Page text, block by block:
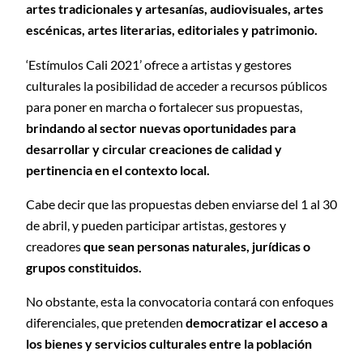
artes tradicionales y artesanías, audiovisuales, artes
escénicas, artes literarias, editoriales y patrimonio.
‘Estímulos Cali 2021’ ofrece a artistas y gestores
culturales la posibilidad de acceder a recursos públicos
para poner en marcha o fortalecer sus propuestas,
brindando al sector nuevas oportunidades para
desarrollar y circular creaciones de calidad y
pertinencia en el contexto local.
Cabe decir que las propuestas deben enviarse del 1 al 30
de abril, y pueden participar artistas, gestores y
creadoresque sean personas naturales, jurídicas o
grupos constituidos.
No obstante, esta la convocatoria contará con enfoques
diferenciales, que pretenden democratizar el acceso a
los bienes y servicios culturales entre la población